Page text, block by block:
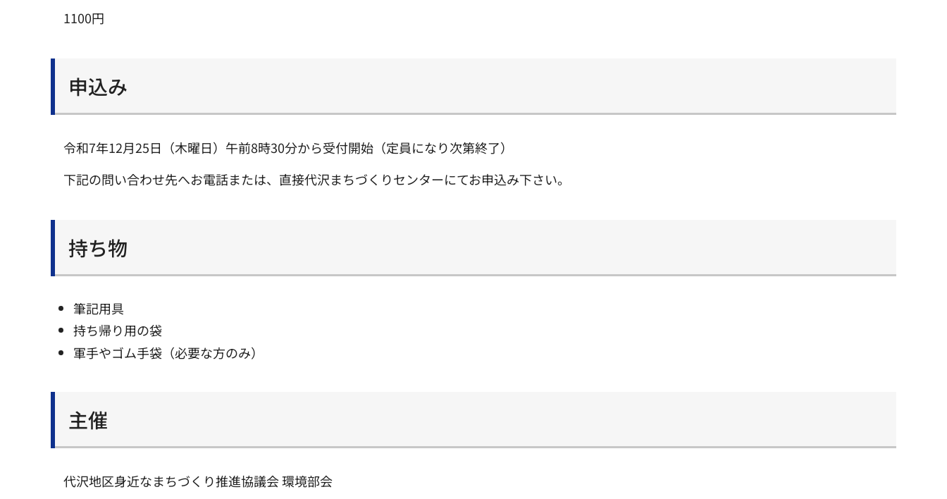
1100円
申込み
令和7年12月25日（木曜日）午前8時30分から受付開始（定員になり次第終了）
下記の問い合わせ先へお電話または、直接代沢まちづくりセンターにてお申込み下さい。
持ち物
筆記用具
持ち帰り用の袋
軍手やゴム手袋（必要な方のみ）
主催
代沢地区身近なまちづくり推進協議会 環境部会